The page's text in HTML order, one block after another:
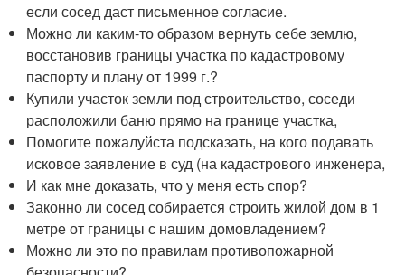
если сосед даст письменное согласие.
Можно ли каким-то образом вернуть себе землю,
восстановив границы участка по кадастровому
паспорту и плану от 1999 г.?
Купили участок земли под строительство, соседи
расположили баню прямо на границе участка,
Помогите пожалуйста подсказать, на кого подавать
исковое заявление в суд (на кадастрового инженера,
И как мне доказать, что у меня есть спор?
Законно ли сосед собирается строить жилой дом в 1
метре от границы с нашим домовладением?
Можно ли это по правилам противопожарной